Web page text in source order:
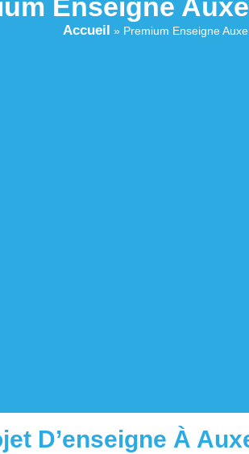
Enseigne
Accueil » Premium Enseigne
D’enseigne À